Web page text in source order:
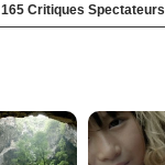
165 Critiques Spectateurs